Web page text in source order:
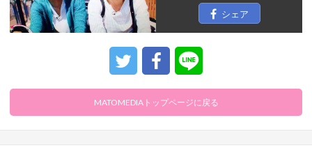
シェア
MATOMEDIAトップページに戻る